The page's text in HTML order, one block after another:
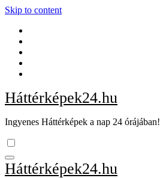
Skip to content
Háttérképek24.hu
Ingyenes Háttérképek a nap 24 órájában!
Háttérképek24.hu